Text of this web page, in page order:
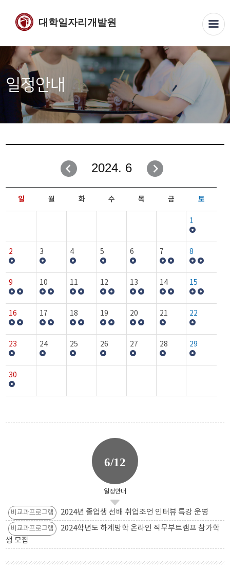
대학일자리개발원
일정안내
2024. 6
일 월 화 수 목 금 토
1
2 3 4 5 6 7 8
9 10 11 12 13 14 15
16 17 18 19 20 21 22
23 24 25 26 27 28 29
30
6/12
일정안내
비교과프로그램 2024년 졸업생 선배 취업조언 인터뷰 특강 운영
비교과프로그램
2024학년도 하계방학 온라인 직무부트캠프 참가학
생 모집